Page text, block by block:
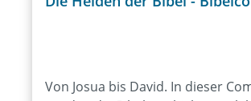
Von Josua bis David. In dieser